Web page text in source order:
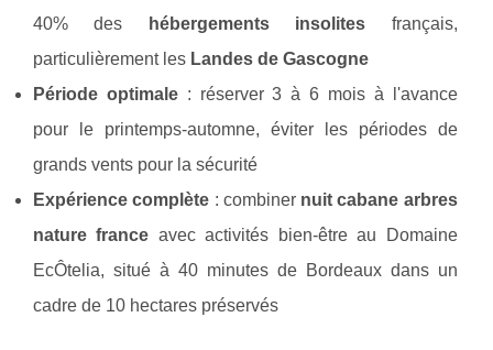
40% des
hébergements insolites français,
particulièrement les Landes de Gascogne
Période optimale: réserver 3 à 6 mois à l'avance
pour le printemps-automne, éviter les périodes de
grands vents pour la sécurité
Expérience complète : combiner nuit cabane arbres
nature france avec activités bien-être au Domaine
EcÔtelia, situé à 40 minutes de Bordeaux dans un
cadre de 10 hectares préservés